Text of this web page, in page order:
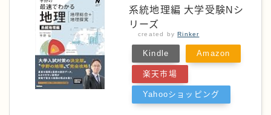
系統地理編 大学受験Nシ
リーズ
created byRinker
Kindle Amazon
楽天市場
Yahooショッピング